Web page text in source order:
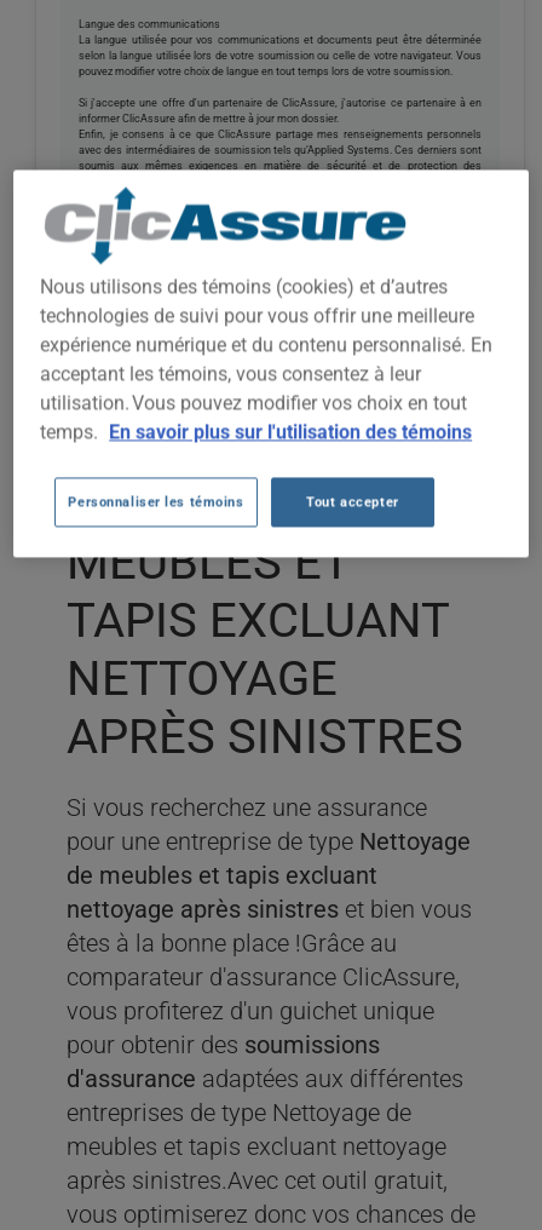
ASSURANCE
ENTREPRISE
NETTOYAGE DE
MEUBLES ET
TAPIS EXCLUANT
NETTOYAGE
APRÈS SINISTRES
Si vous recherchez une assurance
pour une entreprise de type Nettoyage
de meubles et tapis excluant
nettoyage après sinistres et bien vous
êtes à la bonne place !Grâce au
comparateur d'assurance ClicAssure,
vous profiterez d'un guichet unique
pour obtenir des soumissions
d'assurance adaptées aux différentes
entreprises de type Nettoyage de
meubles et tapis excluant nettoyage
après sinistres.Avec cet outil gratuit,
vous optimiserez donc vos chances de
Langue des communications
La langue utilisée pour vos communications et documents peut être déterminée
selon la langue utilisée lors de votre soumission ou celle de votre navigateur. Vous
pouvez modifier votre choix de langue en tout temps lors de votre soumission.
Si j'accepte une offre d'un partenaire de ClicAssure, j'autorise ce partenaire à en
informer ClicAssure afin de mettre à jour mon dossier.
Enfin, je consens à ce que ClicAssure partage mes renseignements personnels
avec des intermédiaires de soumission tels qu’Applied Systems. Ces derniers sont
soumis aux mêmes exigences en matière de sécurité et de protection des
peuvent utiliser et conserver certains de mes renseignements, entre autres pour
améliorer la performance, l'efficacité, la fiabilité et la sécurité de leurs produits.
Confidentialité
Utilisation des témoins
Nous utilisons des témoins (cookies) et d’autres
technologies de suivi pour vous offrir une meilleure
expérience numérique et du contenu personnalisé. En
acceptant les témoins, vous consentez à leur
utilisation. Vous pouvez modifier vos choix en tout
temps. En savoir plus sur l'utilisation des témoins
Personnaliser les témoins Tout accepter